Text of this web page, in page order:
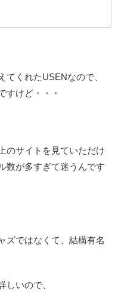
てくれたUSENなので、
すけど・・・
のサイトを見ていただけ
数が多すぎて迷うんです
ズではなくて、結構有名
しいので、